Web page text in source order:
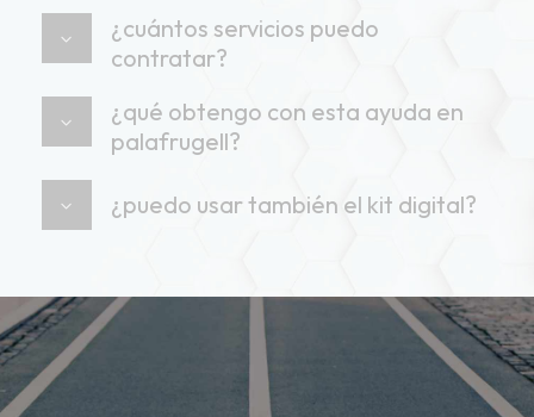
¿cuántos servicios puedo
contratar?
¿qué obtengo con esta ayuda en
palafrugell?
¿puedo usar también el kit digital?